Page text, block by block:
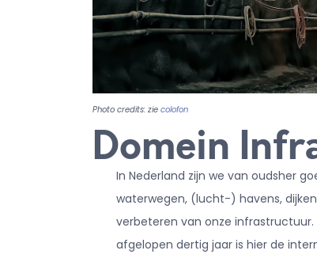
Photo credits: zie colofon
Domein
In Nederland zijn we van oudsher
waterwegen, (lucht-) havens,
verbeteren van onze infrastructuur.
afgelopen dertig jaar is hier de